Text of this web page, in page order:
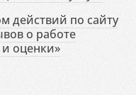
действий по сайту
о работе
оценки»